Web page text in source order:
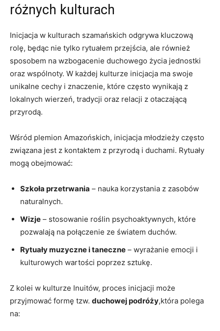
różnych kulturach
Inicjacja w kulturach szamańskich odgrywa kluczową
rolę, będąc nie tylko rytuałem przejścia, ale również
sposobem na wzbogacenie duchowego życia jednostki
oraz wspólnoty. W każdej kulturze inicjacja ma swoje
unikalne cechy i znaczenie, które często wynikają z
lokalnych wierzeń, tradycji oraz relacji z otaczającą
przyrodą.
Wśród plemion Amazońskich, inicjacja młodzieży często
związana jest z kontaktem z przyrodą i duchami. Rytuały
mogą obejmować:
Szkoła przetrwania – nauka korzystania z zasobów
naturalnych.
Wizje – stosowanie roślin psychoaktywnych, które
pozwalają na połączenie ze światem duchów.
Rytuały muzyczne i taneczne – wyrażanie emocji i
kulturowych wartości poprzez sztukę.
Z kolei w kulturze Inuitów, proces inicjacji może
przyjmować formę tzw. duchowej podróży,która polega
na: